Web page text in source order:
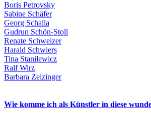
Boris Petrovsky
Sabine Schäfer
Georg Schalla
Gudrun Schön-Stoll
Renate Schweizer
Harald Schwiers
Tina Stanilewicz
Ralf Wirz
Barbara Zeizinger
Wie komme ich als Künstler in diese